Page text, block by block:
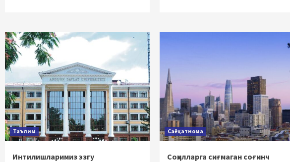
Таълим
Интилишларимиз эзгу
Саёҳатнома
Соҳилларга сиғмаган соғинч